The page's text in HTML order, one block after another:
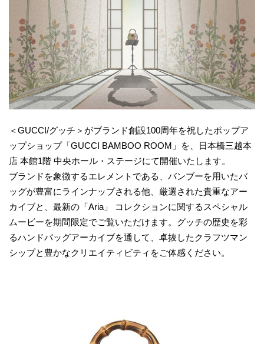
＜GUCCI/グッチ＞がブランド創設100周年を祝したポップア
ップショップ「GUCCI BAMBOO ROOM」を、日本橋三越本
店 本館1階 中央ホール・ステージにて開催いたします。
ブランドを象徴するエレメントである、バンブーを用いたバ
ッグが豊富にラインナップされる他、厳選された貴重なアー
カイブと、最新の「Aria」 コレクションに関するスペシャル
ムービーを期間限定でご覧いただけます。グッチの歴史を彩
るハンドバッグアーカイブを通して、卓抜したクラフツマン
シップと豊かなクリエイティビティをご体感ください。